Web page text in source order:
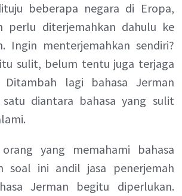
beberapa negara di Eropa,
perlu diterjemahkan dahulu ke
Ingin menterjemahkan sendiri?
sulit, belum tentu juga terjaga
Ditambah lagi bahasa Jerman
diantara bahasa yang sulit
yang memahami bahasa
soal ini andil jasa penerjemah
Jerman begitu diperlukan.